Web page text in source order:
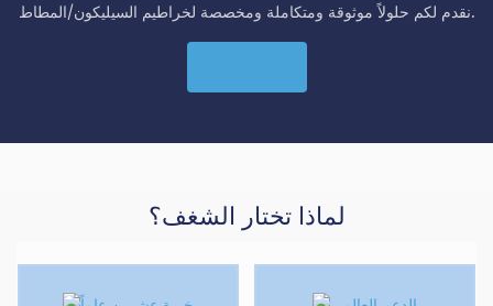
نقدم لكم حلولاً موثوقة ومتكاملة ومخصصة لخراطيم السيليكون/المطاط.
لماذا تختار الشغف؟